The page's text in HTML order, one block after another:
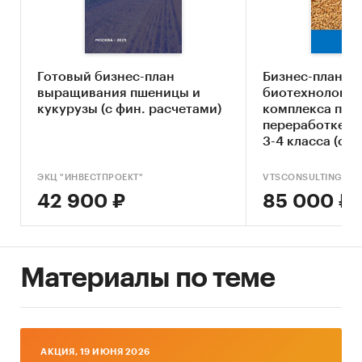
Ключевые компоненты рынка пшеницы
Экономические характеристики рынка
Влияние макросреды
Оценка степени конкуренции
Данные Федеральной налоговой службы
Официальные интернет-порталы правовой
Готовый бизнес-план
выращивания пшеницы и
кукурузы (с фин. расчетами)
ЭКЦ "ИНВЕСТПРОЕКТ"
42 900 ₽
Бизнес-план
комплекса по
переработке
3-4 класса (с
адаптацией
VTSCONSULTING
85 000 ₽
Материалы по теме
AКЦИЯ, 19 ИЮНЯ 2026